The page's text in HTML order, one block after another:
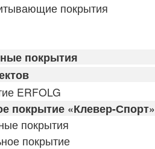
покрытия
покрытия
ERFOLG
покрытие «Клевер-Спорт»
покрытия
покрытие